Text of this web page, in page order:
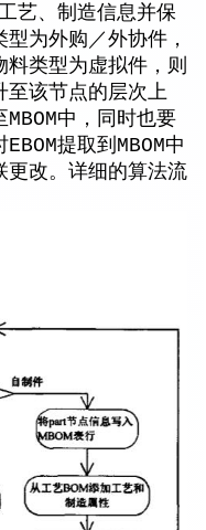
艺、制造信息并保
为外购／外协件，
类型为虚拟件，则
至该节点的层次上
中，同时也要
提取到MBOM中
更改。详细的算法流